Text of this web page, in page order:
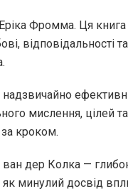
Фромма. Ця книга
відповідальності та
мислення, цілей
кроком.
дер Колка —
минулий досвід